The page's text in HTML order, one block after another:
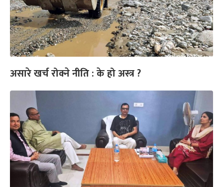
असारे खर्च रोक्ने नीति : के हो अस्त्र ?